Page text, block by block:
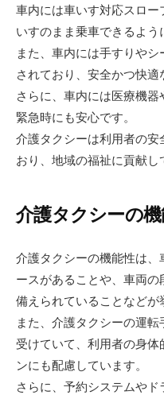
車内には車いす対応スロ
いすのまま乗車できるよう
また、車内には手すりや
されており、安全かつ快適
さらに、車内には医療機器
緊急時にも安心です。
介護タクシーは利用者の
おり、地域の福祉に貢献し
介護タクシーの
介護タクシーの機能性は
ースがあることや、車両
備えられていることなどが
また、介護タクシーの運
受けていて、利用者の身
ンにも配慮しています。
さらに、予約システムや